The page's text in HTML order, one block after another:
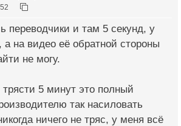
и там 5 секунд, у
а на видео её обратной стороны
не могу.
5 минут это полный
так насиловать
ничего не тряс, у меня всё